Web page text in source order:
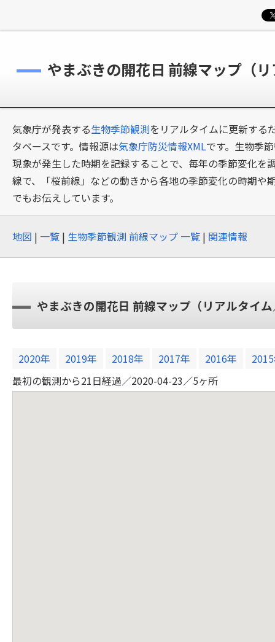
やまぶきの開花日 前線マップ（
気象庁が発表する生物季節観測をリアルタイムに更新する
タベースです。情報源は気象庁防災情報XMLです。生物季
現象が発生した時期を記録することで、毎年の季節変化
線で、「桜前線」などの動きから各地の季節変化の時期や
でもお伝えしています。
地図 | 一覧 | 生物季節観測 前線マップ 一覧 | 関連情報
やまぶきの開花日 前線マップ（リアルタイ
2020年 2019年 2018年 2017年 2016年
最初の観測から21日経過／2020-04-23／5ヶ所